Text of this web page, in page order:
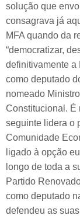
solução que
consagrava já
MFA quando da
“democratizar,
definitivamente a
como deputado
nomeado
Constitucional. É
seguinte lidera o
Comunidade
ligado à opção
longo de toda a
Partido
como deputado
defendeu as